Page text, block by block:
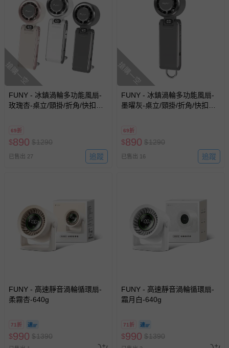
搶購一空
FUNY - 冰鎮渦輪多功能風扇-
玫瑰杏-桌立/頸掛/折角/快扣掛
69折
$890 $1290
已售出 27 追蹤
搶購一空
FUNY - 冰鎮渦輪多功能風扇-
墨曜灰-桌立/頸掛/折角/快扣掛
69折
$890 $1290
已售出 16 追蹤
FUNY - 高速靜音渦輪循環扇-
柔霧杏-640g
71折
$990 $1390
FUNY - 高速靜音渦輪循環扇-
霜月白-640g
71折
$990 $1390